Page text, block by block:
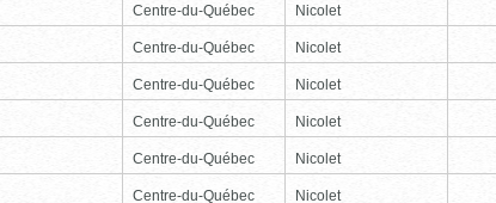
Centre-du-Québec Nicolet
Centre-du-Québec Nicolet
Centre-du-Québec Nicolet
Centre-du-Québec Nicolet
Centre-du-Québec Nicolet
Centre-du-Québec Nicolet